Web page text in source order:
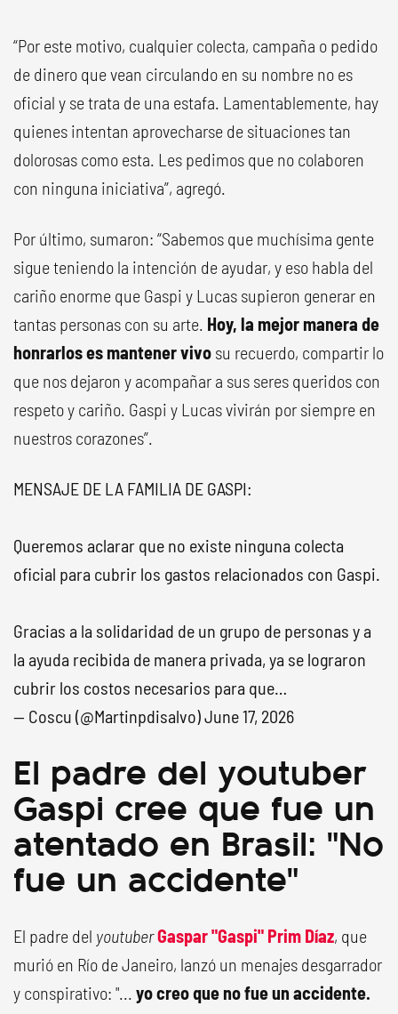
“Por este motivo, cualquier colecta, campaña o pedido
de dinero que vean circulando en su nombre no es
oficial y se trata de una estafa. Lamentablemente, hay
quienes intentan aprovecharse de situaciones tan
dolorosas como esta. Les pedimos que no colaboren
con ninguna iniciativa”, agregó.
Por último, sumaron: “Sabemos que muchísima gente
sigue teniendo la intención de ayudar, y eso habla del
cariño enorme que Gaspi y Lucas supieron generar en
tantas personas con su arte. Hoy, la mejor manera de
honrarlos es mantener vivo su recuerdo, compartir lo
que nos dejaron y acompañar a sus seres queridos con
respeto y cariño. Gaspi y Lucas vivirán por siempre en
nuestros corazones”.
MENSAJE DE LA FAMILIA DE GASPI:
Queremos aclarar que no existe ninguna colecta
oficial para cubrir los gastos relacionados con Gaspi.
Gracias a la solidaridad de un grupo de personas y a
la ayuda recibida de manera privada, ya se lograron
cubrir los costos necesarios para que…
— Coscu (@Martinpdisalvo)June 17, 2026
El padre del youtuber
Gaspi cree que fue un
atentado en Brasil: "No
fue un accidente"
El padre del youtuberGaspar "Gaspi" Prim Díaz, que
murió en Río de Janeiro, lanzó un menajes desgarrador
y conspirativo: "... yo creo que no fue un accidente.